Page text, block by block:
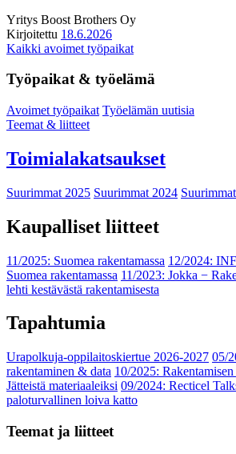
Yritys Boost Brothers Oy
Kirjoitettu 18.6.2026
Kaikki avoimet työpaikat
Työpaikat & työelämä
Avoimet työpaikat Työelämän uutisia
Teemat & liitteet
Toimialakatsaukset
Suurimmat 2025 Suurimmat 2024
Kaupalliset liitteet
11/2025: Suomea rakentamassa 12/2024:
Suomea rakentamassa 11/2023: Jokka −
lehti kestävästä rakentamisesta
Tapahtumia
Urapolkuja-oppilaitoskiertue 2026-2027 05/
rakentaminen & data 10/2025:
Jätteistä materiaaleiksi 09/2024: Recticel
paloturvallinen loiva katto
Teemat ja liitteet